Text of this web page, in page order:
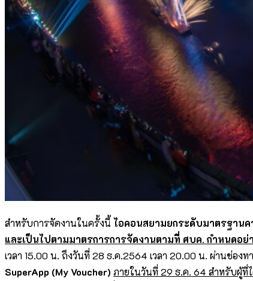
สำหรับการจัดงานในครั้งนี้ ไอคอนสยามยกระดับมาตรฐาน
และเป็นไปตามมาตรการการจัดงานตามที่ ศบค. กำหนดอย่
เวลา 15.00 น. ถึงวันที่ 28 ธ.ค.2564 เวลา 20.00 น. ผ่านช่องท
SuperApp (My Voucher) ภายในวันที่29 ธ.ค. 64 สำหรับผู้ที่